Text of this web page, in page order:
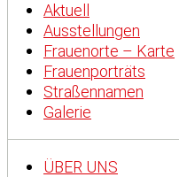
Aktuell
Ausstellungen
Frauenorte – Karte
Frauenporträts
Straßennamen
Galerie
ÜBER UNS